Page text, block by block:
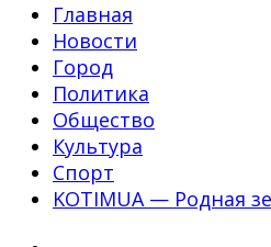
Главная
Новости
Город
Политика
Общество
Культура
Спорт
KOTIMUA — Родная